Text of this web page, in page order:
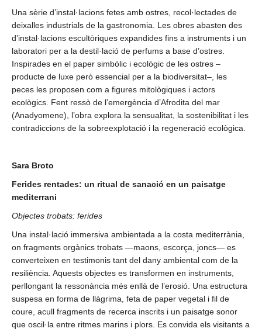
Una sèrie d’instal·lacions fetes amb ostres, recol·lectades de
deixalles industrials de la gastronomia. Les obres abasten des
d’instal·lacions escultòriques expandides fins a instruments i un
laboratori per a la destil·lació de perfums a base d’ostres.
Inspirades en el paper simbòlic i ecològic de les ostres –
producte de luxe però essencial per a la biodiversitat–, les
peces les proposen com a figures mitològiques i actors
ecològics. Fent ressò de l’emergència d’Afrodita del mar
(Anadyomene), l’obra explora la sensualitat, la sostenibilitat i les
contradiccions de la sobreexplotació i la regeneració ecològica.
Sara Broto
Ferides rentades: un ritual de sanació en un paisatge
mediterrani
Objectes trobats: ferides
Una instal·lació immersiva ambientada a la costa mediterrània,
on fragments orgànics trobats —maons, escorça, joncs— es
converteixen en testimonis tant del dany ambiental com de la
resiliència. Aquests objectes es transformen en instruments,
perllongant la ressonància més enllà de l’erosió. Una estructura
suspesa en forma de llàgrima, feta de paper vegetal i fil de
coure, acull fragments de recerca inscrits i un paisatge sonor
que oscil·la entre ritmes marins i plors. Es convida els visitants a